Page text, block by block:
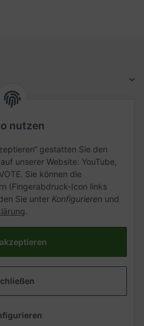
widerrufen
Versand
nutzen
gestatten Sie den
unserer Website: YouTube,
Sie können die
(Fingerabdruck-Icon links
Sie unter Konfigurieren und
.